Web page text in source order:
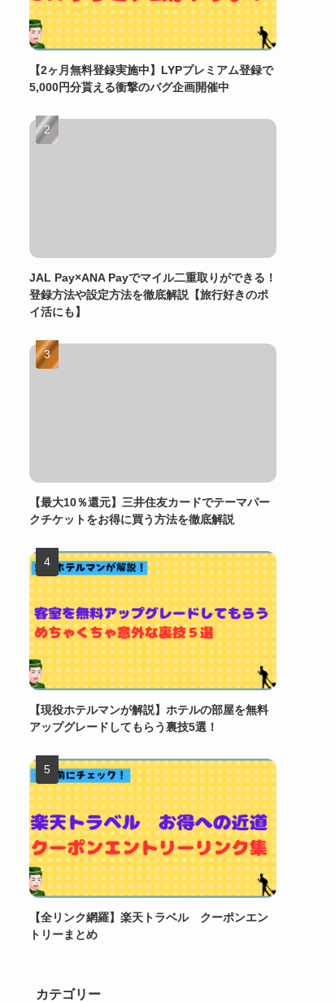
【2ヶ月無料登録実施中】LYPプレミアム登録で
5,000円分貰える衝撃のバグ企画開催中
JAL Pay×ANA Payでマイル二重取りができる！
登録方法や設定方法を徹底解説【旅行好きのポ
イ活にも】
【最大10％還元】三井住友カードでテーマパー
クチケットをお得に買う方法を徹底解説
【現役ホテルマンが解説】ホテルの部屋を無料
アップグレードしてもらう裏技5選！
【全リンク網羅】楽天トラベル クーポンエン
トリーまとめ
カテゴリー